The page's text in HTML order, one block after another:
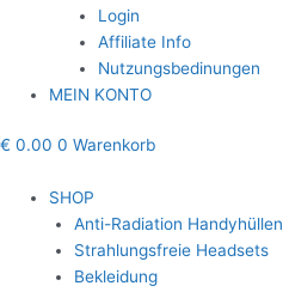
Login
Affiliate Info
Nutzungsbedinungen
MEIN KONTO
€ 0.00 0 Warenkorb
SHOP
Anti-Radiation Handyhüllen
Strahlungsfreie Headsets
Bekleidung